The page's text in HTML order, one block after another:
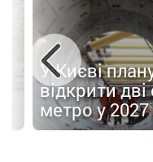
У Києві
відкрити дві
метро у 2027